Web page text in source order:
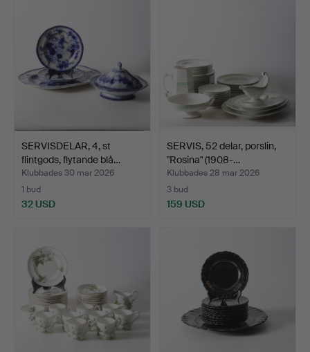
SERVISDELAR, 4, st
flintgods, flytande blå…
Klubbades 30 mar 2026
1 bud
32 USD
SERVIS, 52 delar, porslin,
"Rosina" (1908-…
Klubbades 28 mar 2026
3 bud
159 USD